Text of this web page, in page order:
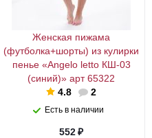
Женская пижама
(футболка+шорты) из кулирки
пенье «Angelo letto КШ-03
(синий)» арт 65322
4.8
2
Есть в наличии
552₽